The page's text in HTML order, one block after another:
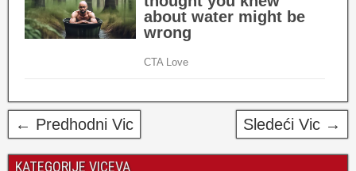
← Predhodni Vic Sledeći Vic →
KATEGORIJE VICEVA